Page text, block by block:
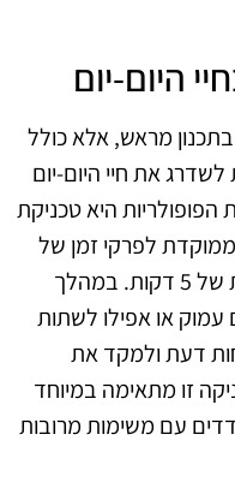
היום-יום
מראש, אלא כולל
את חיי היום-יום
היא טכניקת
ממוקדת לפרקי זמן של
25 דקות, ואחריהם הפסקות קצרות של 5 דקות. במהלך
עמוק או אפילו לשתות
דעת ולמקד את
זו מתאימה במיוחד
עם משימות מרובות